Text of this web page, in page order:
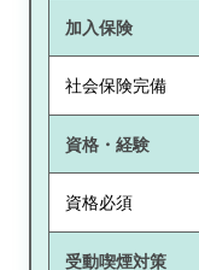
加入保険
社会保険完備
資格・経験
資格必須
受動喫煙対策